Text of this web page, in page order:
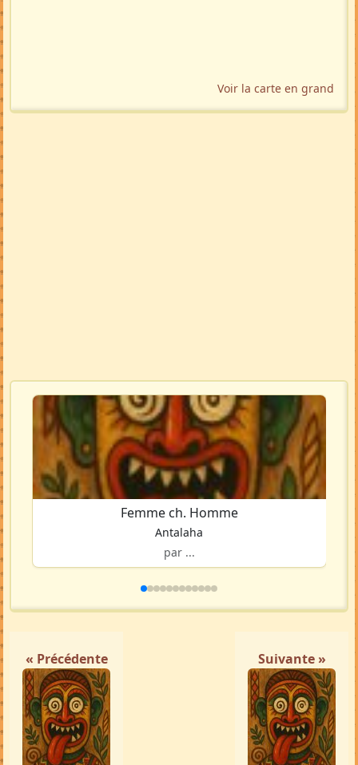
Voir la carte en grand
Femme ch. Homme
Antalaha
par ...
« Précédente Suivante »